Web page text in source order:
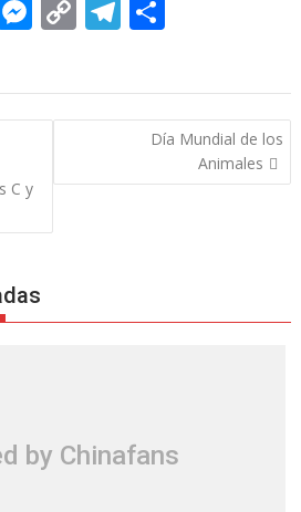
M
ss
e
g
er
C
p
y
n
T
e
gr
m
m
p
ar
ti
C y
Día Mundial de los
Animales
by Chinafans